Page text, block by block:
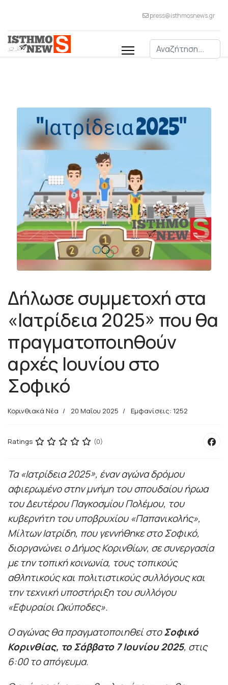
press@isthmosnews.gr
Αναζήτηση
Δήλωσε συμμετοχή στα
«Ιατρίδεια 2025» που θα
πραγματοποιηθούν
αρχές Ιουνίου στο
Σοφικό
Κορινθιακά Νέα 20 Μαΐου 2025 Εμφανίσεις: 1252
Ratings (0)
Τα «Ιατρίδεια 2025», έναν αγώνα δρόμου
αφιερωμένο στην μνήμη του σπουδαίου ήρωα
του Δευτέρου Παγκοσμίου Πολέμου, του
κυβερνήτη του υποβρυχίου «Παπανικολής»,
Μίλτων Ιατρίδη, που γεννήθηκε στο Σοφικό,
διοργανώνει ο Δήμος Κορινθίων, σε συνεργασία
με την τοπική κοινωνία, τους τοπικούς
αθλητικούς και πολιτιστικούς συλλόγους και
την τεχνική υποστήριξη του συλλόγου
«Εφυραίοι Ωκύποδες».
Ο αγώνας θα πραγματοποιηθεί στοΣοφικό
Κορινθίας, το Σάββατο 7 Ιουνίου 2025, στις
6:00 τοαπόγευμα.